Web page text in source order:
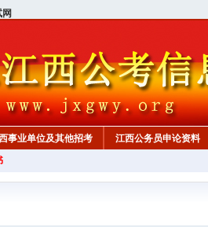
事业单位及其他招考 江西公务员申论资料